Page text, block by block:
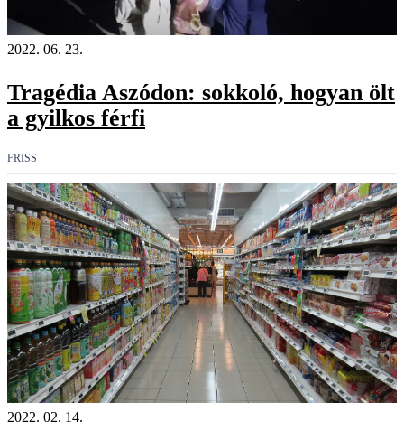
2022. 06. 23.
Tragédia Aszódon: sokkoló, hogyan ölt
a gyilkos férfi
FRISS
2022. 02. 14.